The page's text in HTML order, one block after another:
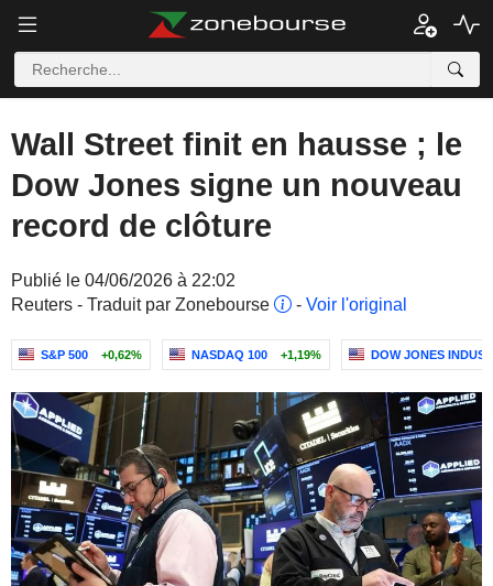
Wall Street finit en hausse ; le
Dow Jones signe un nouveau
record de clôture
Publié le 04/06/2026 à 22:02
Reuters - Traduit par Zonebourse
- Voir l'original
S&P 500 +0,62% NASDAQ 100 +1,19% DOW JONES